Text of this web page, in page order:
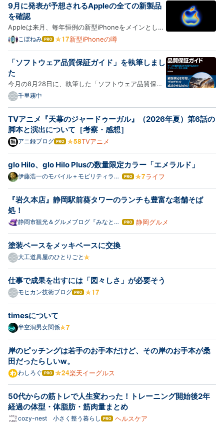
9月に発表が予想されるAppleの全ての新製品
を確認
Appleは来月、毎年恒例の新型iPhoneをメインとした
イベントで、少なくとも5つの新製品を発表すると見
込まれており、Siri AIの登場を待っていた待望の新製
品も登場する可能性があります。発表が予想される複
数の新製品をMacRumorsがまとめています。 iPhone
18 Pro iPho…
こぼねみはて
Pro
新型iPhoneの噂
「ソフトウェア品質保証ガイド」を執筆しまし
た
今月の8月28日に、執筆した「ソフトウェア品質保証
ガイド チームで顧客満足を実現するためのアプロー
チ・手法・技術」が発売されます。
https://www.kadokawa.co.jp/product/302607002896/
この本は、顧客満足を実現する活動を品質保証とし、
ソフトウェアプロダクトの開…
千里霧中
TVアニメ『天幕のジャードゥーガル』（2026年夏）第6話の
脚本と演出について［考察・感想］
アニ録ブログはて
Pro
TVアニメ
glo Hilo、glo Hilo Plusの数量限定カラー「エメラルド」
伊藤浩一のモバイル＋モビリティライ はて
Pro
ライフ
『岩久本店』静岡駅前葵タワーのランチも豊富な老舗そば
処！
静岡市観光＆グルメブログ『みなと町 はて 静岡グルメ
塗装ベースをメッキベースに交換
大工道具屋のひとりごと
仕事で成果を出すには「図々しさ」が必要そう
モヒカン技術ブログはて
timesについて
半空洞男女関係
岸のピッチングは若手のお手本だけど、その岸のお手本が桑
田だったらしいw。
わしろぐはて
ログ
Pro
楽天イーグルス
50代からの筋トレで人生変わった！トレーニング開始後2年
経過の体型・体脂肪・筋肉量まとめ
cozy-nest 小さく整う暮らしはて ヘルスケア